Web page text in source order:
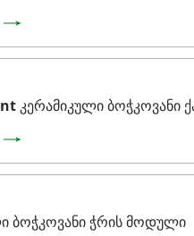
კერამიკული ბოჭკოვანი
ბოჭკოვანი ჭრის მოდული